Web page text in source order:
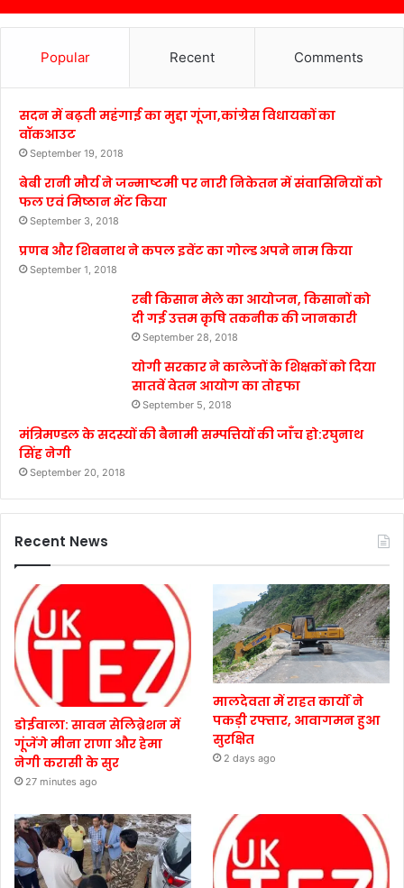
Popular Recent Comments
सदन में बढ़ती महंगाई का मुद्दा गूंजा,कांग्रेस विधायकों का
वॉकआउट
September 19, 2018
बेबी रानी मौर्य ने जन्माष्टमी पर नारी निकेतन में संवासिनियों को
फल एवं मिष्ठान भेंट किया
September 3, 2018
प्रणब और शिबनाथ ने कपल इवेंट का गोल्ड अपने नाम किया
September 1, 2018
रबी किसान मेले का आयोजन, किसानों को
दी गई उत्तम कृषि तकनीक की जानकारी
September 28, 2018
योगी सरकार ने कालेजों के शिक्षकों को दिया
सातवें वेतन आयोग का तोहफा
September 5, 2018
मंत्रिमण्डल के सदस्यों की बैनामी सम्पत्तियों की जाँच हो:रघुनाथ
सिंह नेगी
September 20, 2018
Recent News
डोईवाला: सावन सेलिब्रेशन में
गूंजेंगे मीना राणा और हेमा
नेगी करासी के सुर
27 minutes ago
मालदेवता में राहत कार्यों ने
पकड़ी रफ्तार, आवागमन हुआ
सुरक्षित
2 days ago